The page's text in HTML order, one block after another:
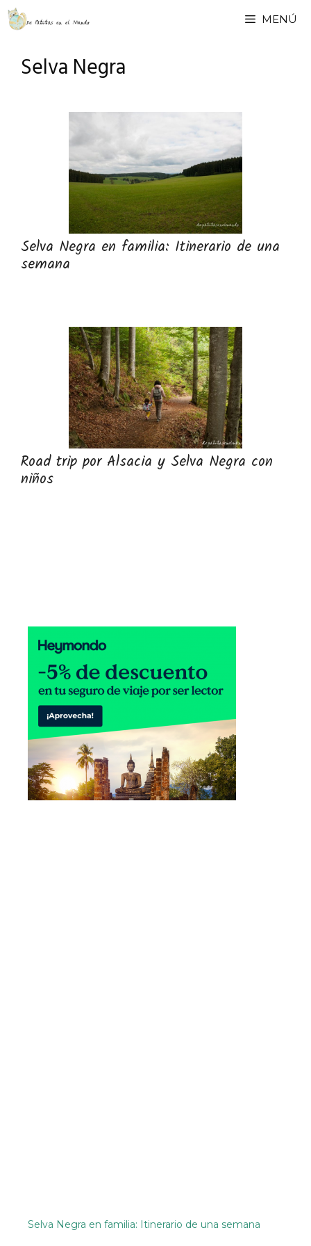
Saltar
MENÚ
Selva Negra
Selva Negra en familia: Itinerario de una
semana
Road trip por Alsacia y Selva Negra con
niños
Selva Negra en familia: Itinerario de una semana